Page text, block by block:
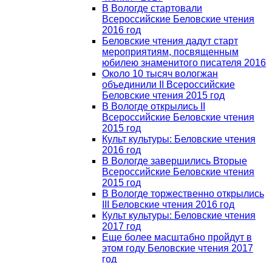
В Вологде стартовали
Всероссийские Беловские чтения
2016 год
Беловские чтения дадут старт
мероприятиям, посвященным
юбилею знаменитого писателя 2016
Около 10 тысяч вологжан
объединили II Всероссийские
Беловские чтения 2015 год
В Вологде открылись II
Всероссийские Беловские чтения
2015 год
Культ культуры: Беловские чтения
2016 год
В Вологде завершились Вторые
Всероссийские Беловские чтения
2015 год
В Вологде торжественно открылись
III Беловские чтения 2016 год
Культ культуры: Беловские чтения
2017 год
Еще более масштабно пройдут в
этом году Беловские чтения 2017
год